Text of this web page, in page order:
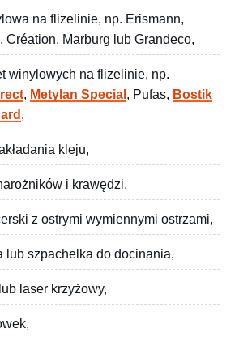
na flizelinie, np. Erismann,
Création, Marburg lub Grandeco,
winylowych na flizelinie, np.
, Metylan Special , Pufas, Bostik
,
kleju,
i krawędzi,
z ostrymi wymiennymi ostrzami,
lub szpachelka do docinania,
laser krzyżowy,